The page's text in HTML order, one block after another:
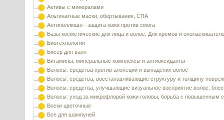
Активы с минералами
Альгинатные маски, обертывания, СПА
Антиполлюшн - защита кожи против смога
Базы косметические для лица и волос. Для кремов и
Биотехнологии
Бисер для ванн
Витамины, минеральные комплексы и антиоксиданты
Волосы: средства против алопеции и выпадения волос
Волосы: средства, восстанавливающие структуру и толщину
Волосы: средства, улучшающие визуальное восприятие волос:
Волосы: уход за микрофлорой кожи головы, борьба с повышенным
Воски цветочные
Все для шампуней